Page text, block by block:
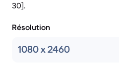
30].
Résolution
1080 x 2460